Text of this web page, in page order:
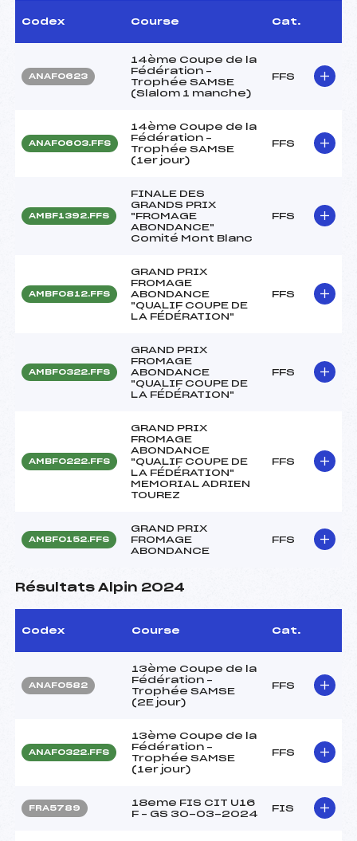
Codex Course Cat.
ANAF0623
14ème Coupe de la
Fédération –
Trophée SAMSE
(Slalom 1 manche)
FFS
ANAF0603.FFS
14ème Coupe de la
Fédération –
Trophée SAMSE
(1er jour)
FFS
AMBF1392.FFS
FINALE DES
GRANDS PRIX
"FROMAGE
ABONDANCE"
Comité Mont Blanc
FFS
AMBF0812.FFS
GRAND PRIX
FROMAGE
ABONDANCE
"QUALIF COUPE DE
LA FÉDÉRATION"
FFS
AMBF0322.FFS
GRAND PRIX
FROMAGE
ABONDANCE
"QUALIF COUPE DE
LA FÉDÉRATION"
FFS
AMBF0222.FFS
GRAND PRIX
FROMAGE
ABONDANCE
"QUALIF COUPE DE
LA FÉDÉRATION"
MEMORIAL ADRIEN
TOUREZ
FFS
AMBF0152.FFS
GRAND PRIX
FROMAGE
ABONDANCE
FFS
Résultats Alpin 2024
Codex Course Cat.
ANAF0582
13ème Coupe de la
Fédération –
Trophée SAMSE
(2E jour)
FFS
ANAF0322.FFS
13ème Coupe de la
Fédération –
Trophée SAMSE
(1er jour)
FFS
FRA5789
18eme FIS CIT U16
F – GS 30-03-2024
FIS